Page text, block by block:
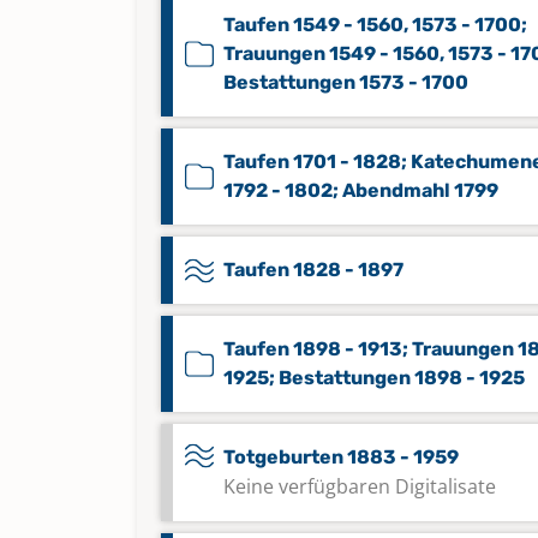
Taufen 1549 - 1560, 1573 - 1700;
Trauungen 1549 - 1560, 1573 -
Bestattungen 1573 - 1700
Taufen 1701 - 1828;
1792 - 1802; Abendmahl 1799
Taufen 1828 - 1897
Taufen 1898 - 1913; Trauungen
1925; Bestattungen 1898 - 1925
Totgeburten 1883 - 1959
Keine verfügbaren Digitalisate